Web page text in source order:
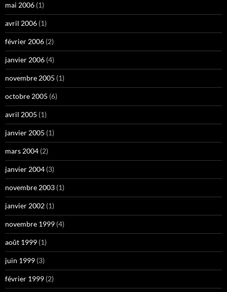
mai 2006 (1)
avril 2006 (1)
février 2006 (2)
janvier 2006 (4)
novembre 2005 (1)
octobre 2005 (6)
avril 2005 (1)
janvier 2005 (1)
mars 2004 (2)
janvier 2004 (3)
novembre 2003 (1)
janvier 2002 (1)
novembre 1999 (4)
août 1999 (1)
juin 1999 (3)
février 1999 (2)